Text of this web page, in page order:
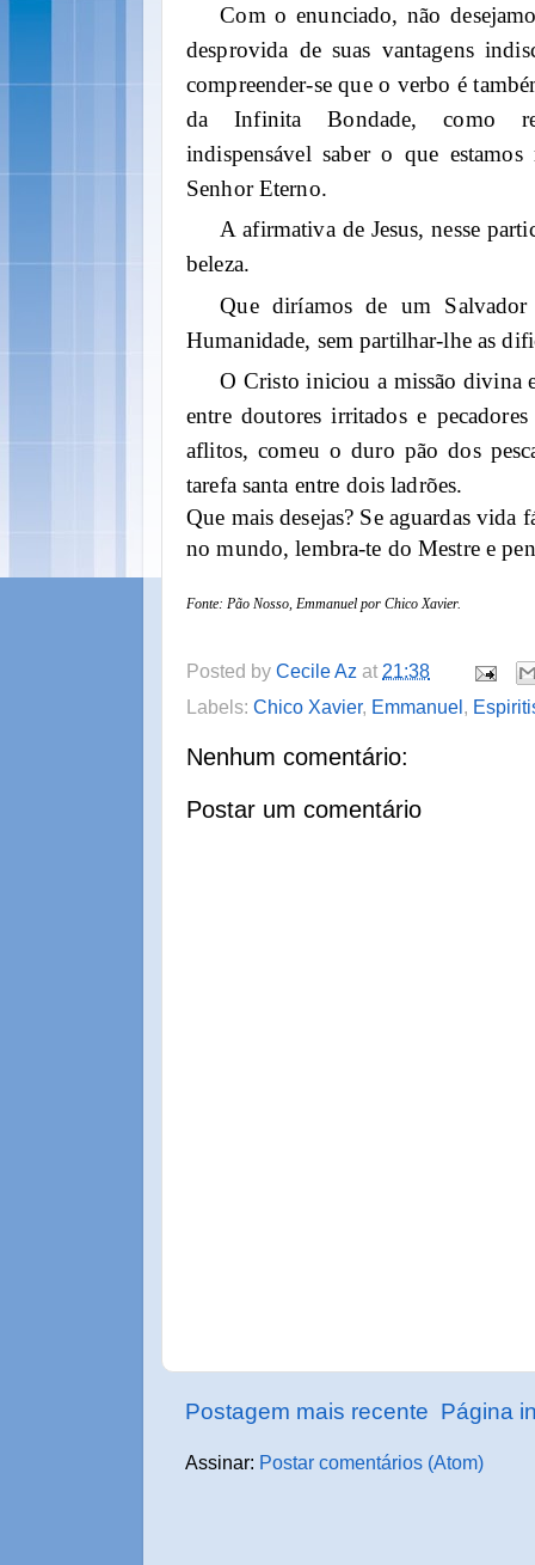
Com o enunciado, não
desprovida de suas vantagens
compreender-se que o verbo é
da Infinita Bondade, como
indispensável saber o que
Senhor Eterno.
A afirmativa de Jesus, nesse
beleza.
Que diríamos de um Salvador
Humanidade, sem partilhar-lhe as
O Cristo iniciou a missão divina
entre doutores irritados e
aflitos, comeu o duro pão dos
tarefa santa entre dois ladrões.
Que mais desejas? Se aguardas vida
no mundo, lembra-te do Mestre e
Fonte: Pão Nosso, Emmanuel por Chico Xavier.
Posted by Cecile Az at 21:38
Labels: Chico Xavier, Emmanuel ,
Nenhum comentário:
Postar um comentário
Postagem mais recente Página
Assinar: Postar comentários (Atom)